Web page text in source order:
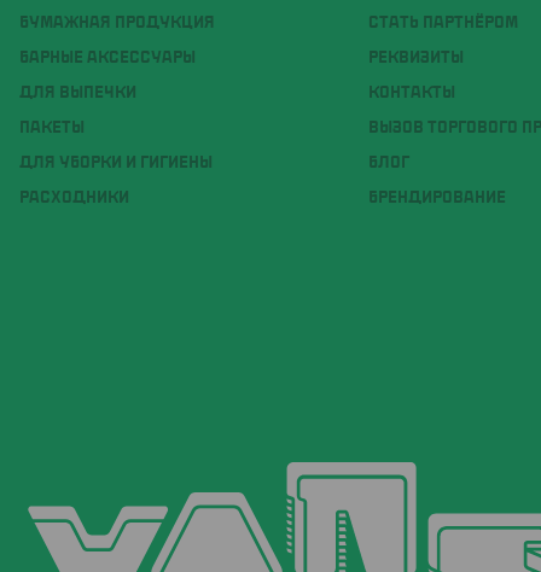
БУМАЖНАЯ ПРОДУКЦИЯ
БАРНЫЕ АКСЕССУАРЫ
ДЛЯ ВЫПЕЧКИ
ПАКЕТЫ
ДЛЯ УБОРКИ И ГИГИЕНЫ
РАСХОДНИКИ
СТАТЬ ПАРТНЁРОМ
РЕКВИЗИТЫ
КОНТАКТЫ
ВЫЗОВ ТОРГОВОГО
БЛОГ
БРЕНДИРОВАНИЕ